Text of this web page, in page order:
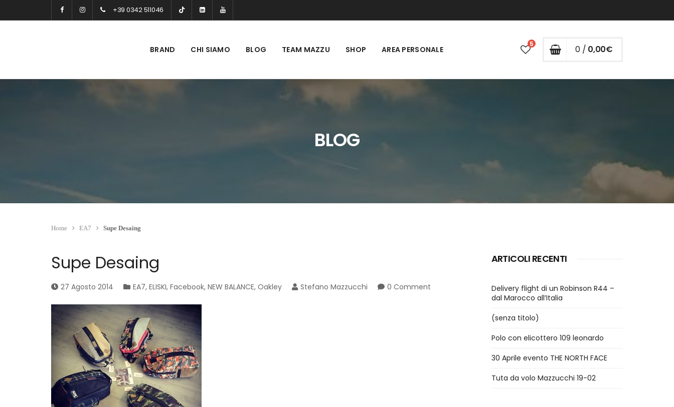
+39 0342 511046
BRAND CHI SIAMO BLOG TEAM MAZZU SHOP AREA PERSONALE
5 0 / 0,00€
BLOG
Home EA7 Supe Desaing
Supe Desaing
27 Agosto 2014 EA7, ELISKI, Facebook, NEW BALANCE, Oakley Stefano Mazzucchi 0 Comment
ARTICOLI RECENTI
Delivery flight di un Robinson R44 –
dal Marocco all’Italia
(senza titolo)
Polo con elicottero 109 leonardo
30 Aprile evento THE NORTH FACE
Tuta da volo Mazzucchi 19-02